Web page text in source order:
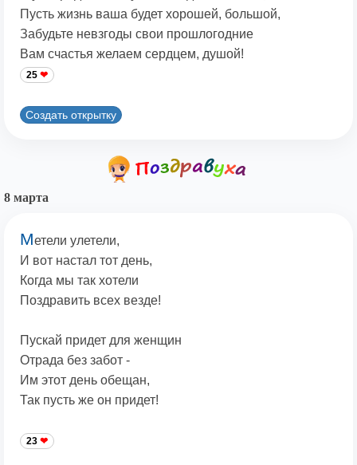
Пусть жизнь ваша будет хорошей, большой,
Забудьте невзгоды свои прошлогодние
Вам счастья желаем сердцем, душой!
25
Создать открытку
8 марта
Метели улетели,
И вот настал тот день,
Когда мы так хотели
Поздравить всех везде!
Пускай придет для женщин
Отрада без забот -
Им этот день обещан,
Так пусть же он придет!
23